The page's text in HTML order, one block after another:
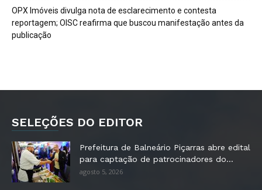
OPX Imóveis divulga nota de esclarecimento e contesta
reportagem; OISC reafirma que buscou manifestação antes da
publicação
SELEÇÕES DO EDITOR
Prefeitura de Balneário Piçarras abre edital
para captação de patrocinadores do...
agosto 5, 2026